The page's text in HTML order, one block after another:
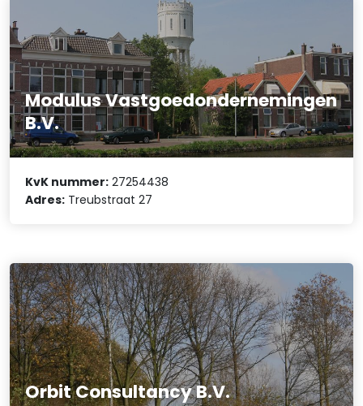
Modulus Vastgoedondernemingen
B.V.
KvK nummer: 27254438
Adres: Treubstraat 27
Orbit Consultancy B.V.